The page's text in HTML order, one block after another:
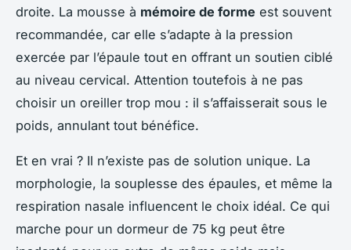
droite. La mousse à mémoire de forme est souvent
recommandée, car elle s’adapte à la pression
exercée par l’épaule tout en offrant un soutien ciblé
au niveau cervical. Attention toutefois à ne pas
choisir un oreiller trop mou : il s’affaisserait sous le
poids, annulant tout bénéfice.
Et en vrai ? Il n’existe pas de solution unique. La
morphologie, la souplesse des épaules, et même la
respiration nasale influencent le choix idéal. Ce qui
marche pour un dormeur de 75 kg peut être